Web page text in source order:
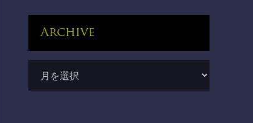
Archive